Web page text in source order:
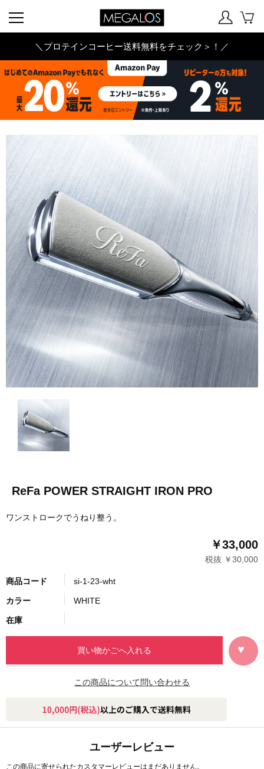
＼プロテインコーヒー送料無料をチェック＞！／
ReFa POWER STRAIGHT IRON PRO
ワンストロークでうねり整う。
￥33,000
税抜 ￥30,000
商品コード si-1-23-wht
カラー WHITE
在庫
この商品について問い合わせる
ユーザーレビュー
この商品に寄せられたカスタマーレビューはまだありません。